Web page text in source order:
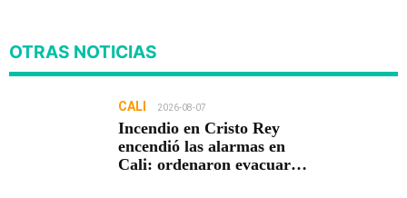
OTRAS NOTICIAS
CALI 2026-08-07
Incendio en Cristo Rey
encendió las alarmas en
Cali: ordenaron evacuar